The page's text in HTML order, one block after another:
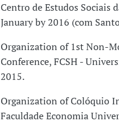
Centro de Estudos Sociais
January by 2016 (com
Organization of 1st Non-
Conference, FCSH -
2015.
Organization of Colóquio
Faculdade Economia